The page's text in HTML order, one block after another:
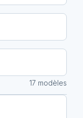
17 modèles